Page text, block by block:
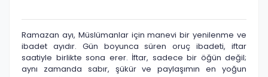
Ramazan ayı, Müslümanlar için manevi bir yenilenme ve
ibadet ayıdır. Gün boyunca süren oruç ibadeti, iftar
saatiyle birlikte sona erer. İftar, sadece bir öğün değil;
aynı zamanda sabır, şükür ve paylaşımın en yoğun